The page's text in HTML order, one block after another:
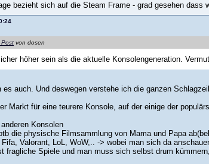
bezieht sich auf die Steam Frame - grad gesehen
Post von dosen
höher sein als die aktuelle Konsolengeneration.
es auch. Und deswegen verstehe ich die ganzen
Markt für eine teurere Konsole, auf der einige der
Konsolen
die physische Filmsammlung von Mama und Papa
Valorant, LoL, WoW,.. -> wobei man sich da
fragliche Spiele und man muss sich selbst drum